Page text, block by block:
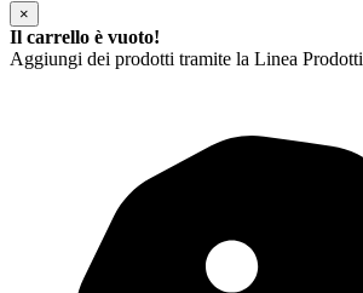
×
Il carrello è vuoto!
Aggiungi dei prodotti tramite la Linea Prodotti